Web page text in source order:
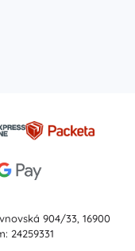
904/33, 16900
24259331